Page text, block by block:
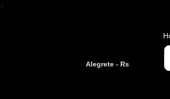
<
Alegrete - Rs